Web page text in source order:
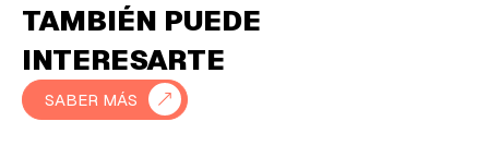
TAMBIÉN PUEDE
INTERESARTE
SABER MÁS